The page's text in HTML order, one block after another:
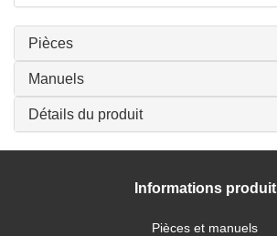
Pièces
Manuels
Détails du produit
Informations produit
Pièces et manuels